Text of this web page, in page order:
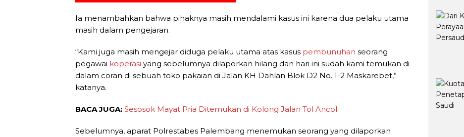
Ia menambahkan bahwa pihaknya masih mendalami kasus ini karena dua pelaku utama
masih dalam pengejaran.
“Kami juga masih mengejar diduga pelaku utama atas kasus pembunuhan seorang
pegawai koperasi yang sebelumnya dilaporkan hilang dan hari ini sudah kami temukan di
dalam coran di sebuah toko pakaian di Jalan KH Dahlan Blok D2 No. 1-2 Maskarebet,”
katanya.
BACA JUGA: Sesosok Mayat Pria Ditemukan di Kolong Jalan Tol Ancol
Sebelumnya, aparat Polrestabes Palembang menemukan seorang yang dilaporkan